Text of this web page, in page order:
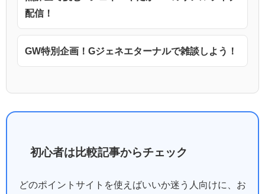
配信！
GW特別企画！Gジェネエターナルで雑談しよう！
初心者は比較記事からチェック
どのポイントサイトを使えばいいか迷う人向けに、お